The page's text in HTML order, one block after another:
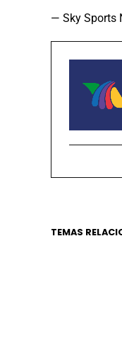
— Sky Sports
TEMAS